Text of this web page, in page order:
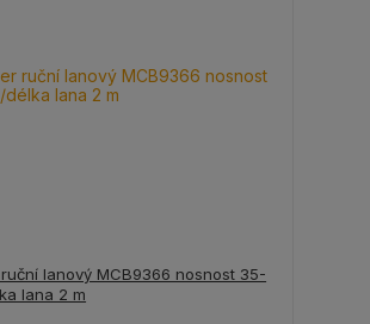
lanový MCB9366 nosnost 35-
lana 2 m